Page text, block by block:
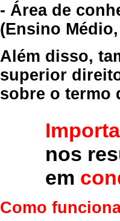
- Área de
(Ensino
Além disso,
superior
sobre o termo
nos
em
Como